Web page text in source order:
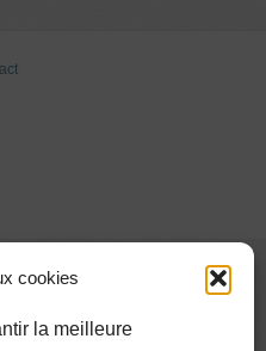
cookies
la meilleure